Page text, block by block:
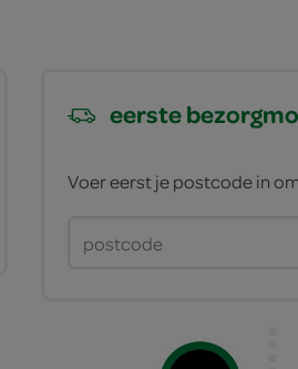
eerste
Voer eerst je postcode in